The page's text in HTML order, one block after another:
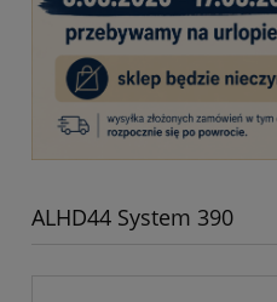
ALHD44 System 390